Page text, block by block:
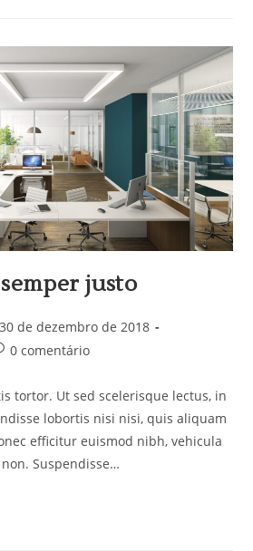
justo
30 de dezembro de 2018
0 comentário
tortor. Ut sed scelerisque lectus, in
lobortis nisi nisi, quis aliquam
efficitur euismod nibh, vehicula
Suspendisse…